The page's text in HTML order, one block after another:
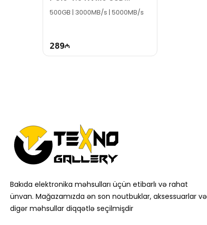
SNV3S/500G
500GB | 3000MB/s | 5000MB/s
289
Bakıda elektronika məhsulları üçün etibarlı və rahat
ünvan. Mağazamızda ən son noutbuklar, aksessuarlar və
digər məhsullar diqqətlə seçilmişdir